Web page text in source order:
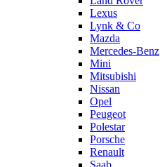
Lexus
Lynk & Co
Mazda
Mercedes-Benz
Mini
Mitsubishi
Nissan
Opel
Peugeot
Polestar
Porsche
Renault
Saab